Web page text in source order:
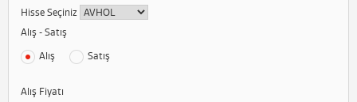
Hisse Seçiniz
Alış - Satış
Alış
Satış
Alış Fiyatı